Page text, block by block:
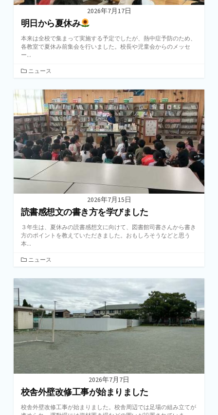
2026年7月17日
明日から夏休み
本来は全校で集まって実施する予定でしたが、熱中症予防のため、
各教室で夏休み前集会を行いました。校長や児童会からのメッセ
ー...
カ
リ
ニュース
2026年7月15日
読書感想文の書き方を学びました
３年生は、夏休みの読書感想文に向けて、図書館司書さんから書き
方のポイントを教えていただきました。おもしろそうなどと思う
本...
カ
ゴ
ニュース
2026年7月7日
校舎外壁改修工事が始まりました
校舎外壁改修工事が始まりました。校舎周辺では足場の組み立てが